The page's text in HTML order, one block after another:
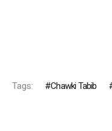
Tags: Chawki Tabib